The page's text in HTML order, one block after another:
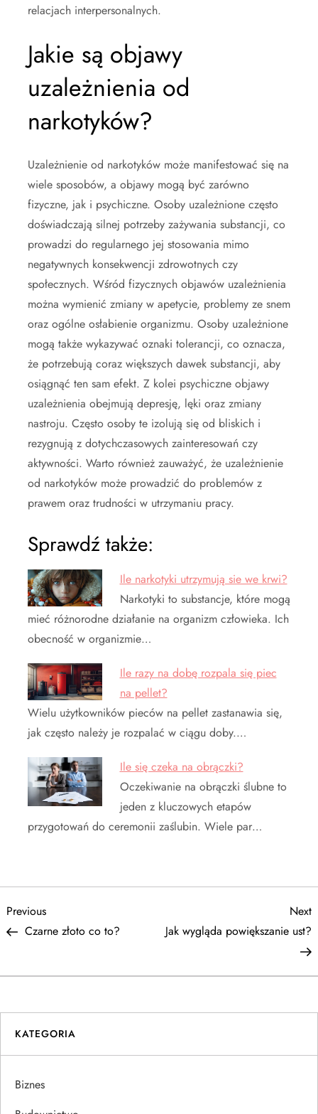
relacjach interpersonalnych.
Jakie są objawy
uzależnienia od
narkotyków?
Uzależnienie od narkotyków może manifestować się na
wiele sposobów, a objawy mogą być zarówno
fizyczne, jak i psychiczne. Osoby uzależnione często
doświadczają silnej potrzeby zażywania substancji, co
prowadzi do regularnego jej stosowania mimo
negatywnych konsekwencji zdrowotnych czy
społecznych. Wśród fizycznych objawów uzależnienia
można wymienić zmiany w apetycie, problemy ze snem
oraz ogólne osłabienie organizmu. Osoby uzależnione
mogą także wykazywać oznaki tolerancji, co oznacza,
że potrzebują coraz większych dawek substancji, aby
osiągnąć ten sam efekt. Z kolei psychiczne objawy
uzależnienia obejmują depresję, lęki oraz zmiany
nastroju. Często osoby te izolują się od bliskich i
rezygnują z dotychczasowych zainteresowań czy
aktywności. Warto również zauważyć, że uzależnienie
od narkotyków może prowadzić do problemów z
prawem oraz trudności w utrzymaniu pracy.
Sprawdź także:
Ile narkotyki utrzymują sie we krwi?
Narkotyki to substancje, które mogą
mieć różnorodne działanie na organizm człowieka. Ich
obecność w organizmie…
Ile razy na dobę rozpala się piec
na pellet?
Wielu użytkowników pieców na pellet zastanawia się,
jak często należy je rozpalać w ciągu doby.…
Ile się czeka na obrączki?
Oczekiwanie na obrączki ślubne to
jeden z kluczowych etapów
przygotowań do ceremonii zaślubin. Wiele par…
N
w
i
g
a
Previous
Post
Previous
Czarne złoto co to?
Next
Jak wygląda powiększanie ust?
KATEGORIA
Biznes